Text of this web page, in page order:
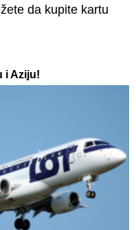
da kupite kartu
i Aziju!